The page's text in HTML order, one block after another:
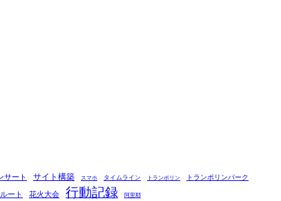
サート サイト構築 スマホ タイムライン トランポリン トランポリンパーク
ート 花火大会 行動記録 阿里耶